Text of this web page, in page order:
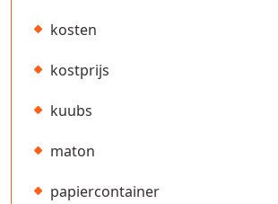
kosten
kostprijs
kuubs
maton
papiercontainer